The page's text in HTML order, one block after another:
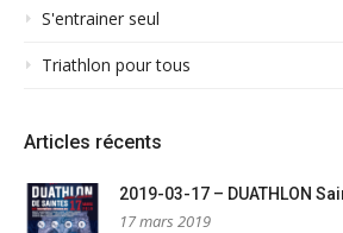
S'entrainer seul
Triathlon pour tous
Articles récents
2019-03-17 – DUATHLON
17 mars 2019